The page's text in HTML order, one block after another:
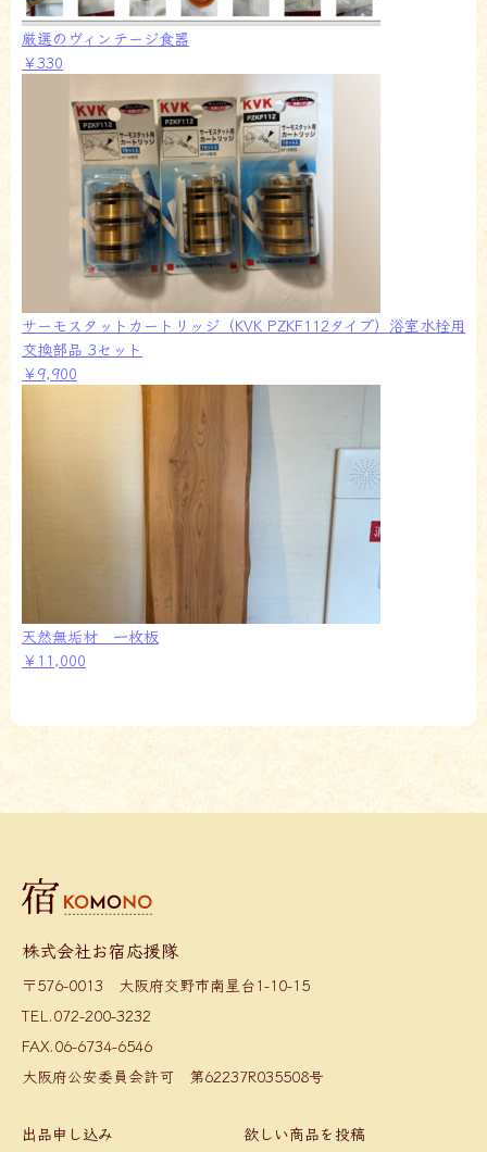
厳選のヴィンテージ食器
￥330
サーモスタットカートリッジ（KVK PZKF112タイプ）浴室水栓用
交換部品 3セット
￥9,900
天然無垢材 一枚板
￥11,000
株式会社お宿応援隊
〒576-0013 大阪府交野市南星台1-10-15
TEL.072-200-3232
FAX.06-6734-6546
大阪府公安委員会許可 第62237R035508号
出品申し込み 欲しい商品を投稿